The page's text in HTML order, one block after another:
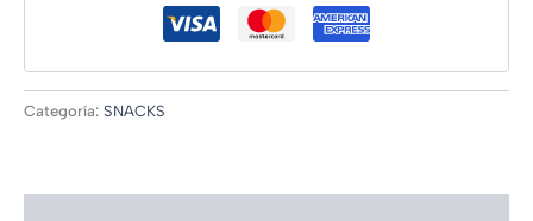
Categoría: SNACKS